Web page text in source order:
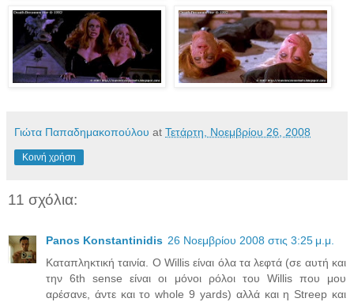
Γιώτα Παπαδημακοπούλου at Τετάρτη, Νοεμβρίου 26, 2008
Κοινή χρήση
11 σχόλια:
Panos Konstantinidis 26 Νοεμβρίου 2008 στις 3:25 μ.μ.
Καταπληκτική ταινία. Ο Willis είναι όλα τα λεφτά (σε αυτή και
την 6th sense είναι οι μόνοι ρόλοι του Willis που μου
αρέσανε, άντε και το whole 9 yards) αλλά και η Streep και